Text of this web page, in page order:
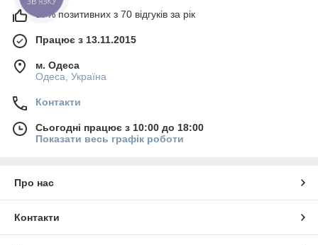
97% позитивних з 70 відгуків за рік
Працює з 13.11.2015
м. Одеса
Одеса, Україна
Контакти
Сьогодні працює з 10:00 до 18:00
Показати весь графік роботи
Про нас
Контакти